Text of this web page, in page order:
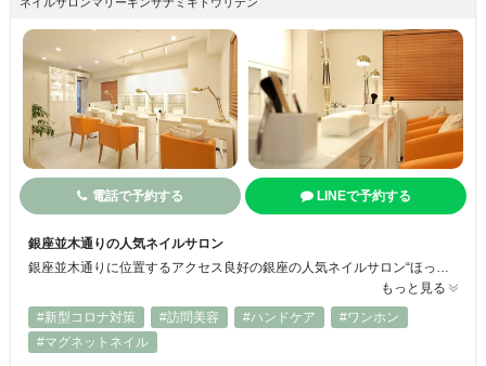
電話で予約する LINEで予約する
銀座並木通りの人気ネイルサロン
銀座並木通りに位置するアクセス良好の銀座の人気ネイルサロン“ほっと落ち着ける場所”をコンセプトに、丁寧な施術とおもてなしで美爪と癒しをかなえる。ファッション雑誌、各種メディア、電車に当店が掲載されました。ホームページより24時間ネット予約が可能です
もっと見る
#新型コロナ対策
#訪問美容 #ハンドケア
#ワンホン
#マグネットネイル